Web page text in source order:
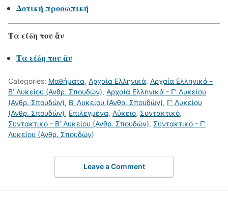
Δοτική προσωπική
Τα είδη του ἄν
Τα είδη του ἄν
Categories: Μαθήματα, Αρχαία Ελληνικά, Αρχαία Ελληνικά -
Β’ Λυκείου (Ανθρ. Σπουδών), Αρχαία Ελληνικά - Γ’ Λυκείου
(Ανθρ. Σπουδών), Β' Λυκείου (Ανθρ. Σπουδών), Γ' Λυκείου
(Ανθρ. Σπουδών), Επιλεγμένα, Λύκειο, Συντακτικό,
Συντακτικό - Β’ Λυκείου (Ανθρ. Σπουδών), Συντακτικό - Γ’
Λυκείου (Ανθρ. Σπουδών)
Leave a Comment